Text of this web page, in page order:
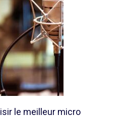
le meilleur micro